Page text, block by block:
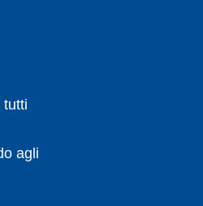
tutti
agli